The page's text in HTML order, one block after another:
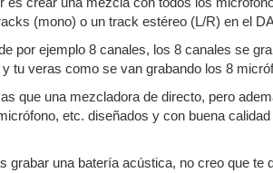
(mono) o un track estéreo (L/R) en el
por ejemplo 8 canales, los 8 canales se
tu veras como se van grabando los 8
que una mezcladora de directo, pero
etc. diseñados y con buena
grabar una batería acústica, no creo que